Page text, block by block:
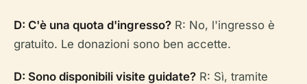
D: C'è una quota d'ingresso? R: No, l'ingresso è
gratuito. Le donazioni sono ben accette.
D: Sono disponibili visite guidate? R: Sì, tramite